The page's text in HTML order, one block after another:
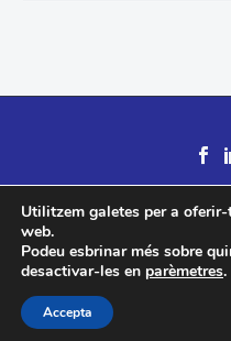
2018 ©
Utilitzem galetes per a
web.
Podeu esbrinar més sobre
desactivar-les en parèmetres.
Accepta